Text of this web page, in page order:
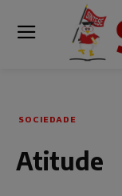
SOCIEDADE
Atitude